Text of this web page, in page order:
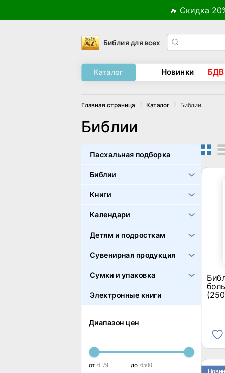
🔥 Скидка
Библия для всех
Каталог Новинки БДВ
Главная страница Каталог Библии
Библии
Пасхальная подборка
Библии
Книги
Календари
Детям и подросткам
Сувенирная продукция
Сумки и упаковка
Электронные книги
Диапазон цен
от до